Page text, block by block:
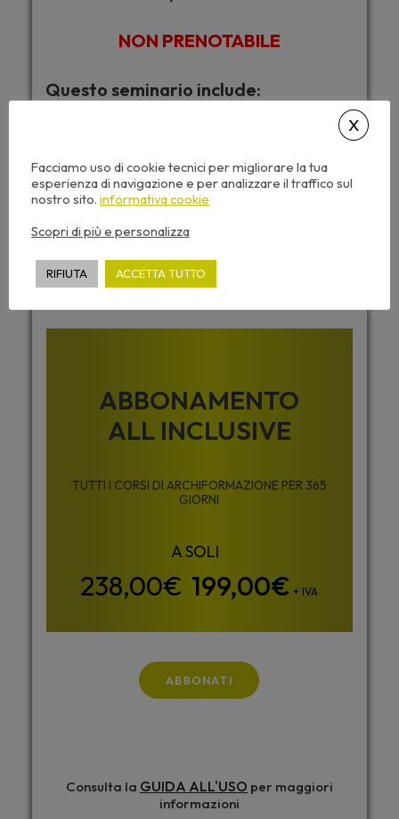
NON PRENOTABILE
Questo seminario include:
Attestato di partecipazione
Dispense corso e video sempre disponibili
Desideri accedere a tutti i corsi di
ABBONAMENTO
ALL INCLUSIVE
TUTTI I CORSI DI ARCHIFORMAZIONE PER 365
GIORNI
199,00€ + IVA
ABBONATI
Consulta la GUIDA ALL'USO per maggiori
informazioni
Facciamo uso di cookie tecnici per migliorare la tua
esperienza di navigazione e per analizzare il traffico sul
nostro sito. informativa cookie
Scopri di più e personalizza
RIFIUTA ACCETTA TUTTO